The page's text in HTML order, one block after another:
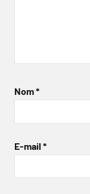
Nom*
E-mail *